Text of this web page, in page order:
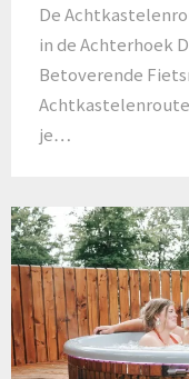
De
in de Achterhoek
Betoverende
je…